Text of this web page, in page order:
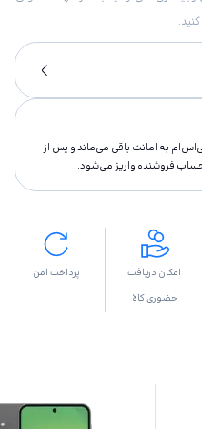
به امانت باقى مى‌ماند و پس از
حساب فروشنده واريز مى‌شود.
امکان دریافت
حضوری کالا
پرداخت امن